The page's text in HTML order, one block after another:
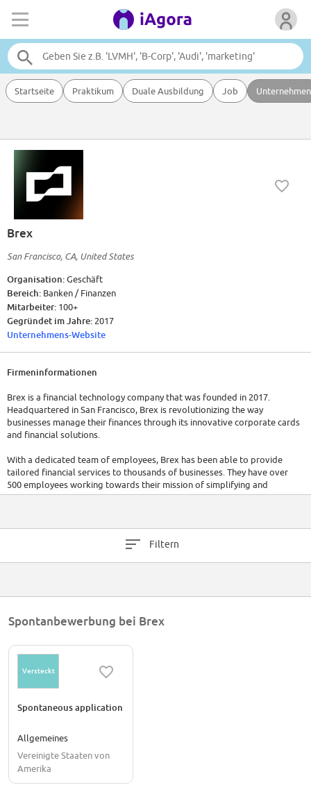
Startseite Praktikum Duale Ausbildung Job Unternehmen
Brex
San Francisco, CA, United States
Organisation:Geschäft
Bereich: Banken / Finanzen
Mitarbeiter: 100+
Gegründet im Jahre: 2017
Unternehmens-Website
Firmeninformationen
Brex is a financial technology company that was founded in 2017.
Headquartered in San Francisco, Brex is revolutionizing the way
businesses manage their finances through its innovative corporate cards
and financial solutions.
With a dedicated team of employees, Brex has been able to provide
tailored financial services to thousands of businesses. They have over
500 employees working towards their mission of simplifying and
streamlining business finances.
investments and achieving notable financial milestones.
Filtern
Spontanbewerbung bei Brex
Versteckt
Spontaneous application
Allgemeines
Vereinigte Staaten von
Amerika